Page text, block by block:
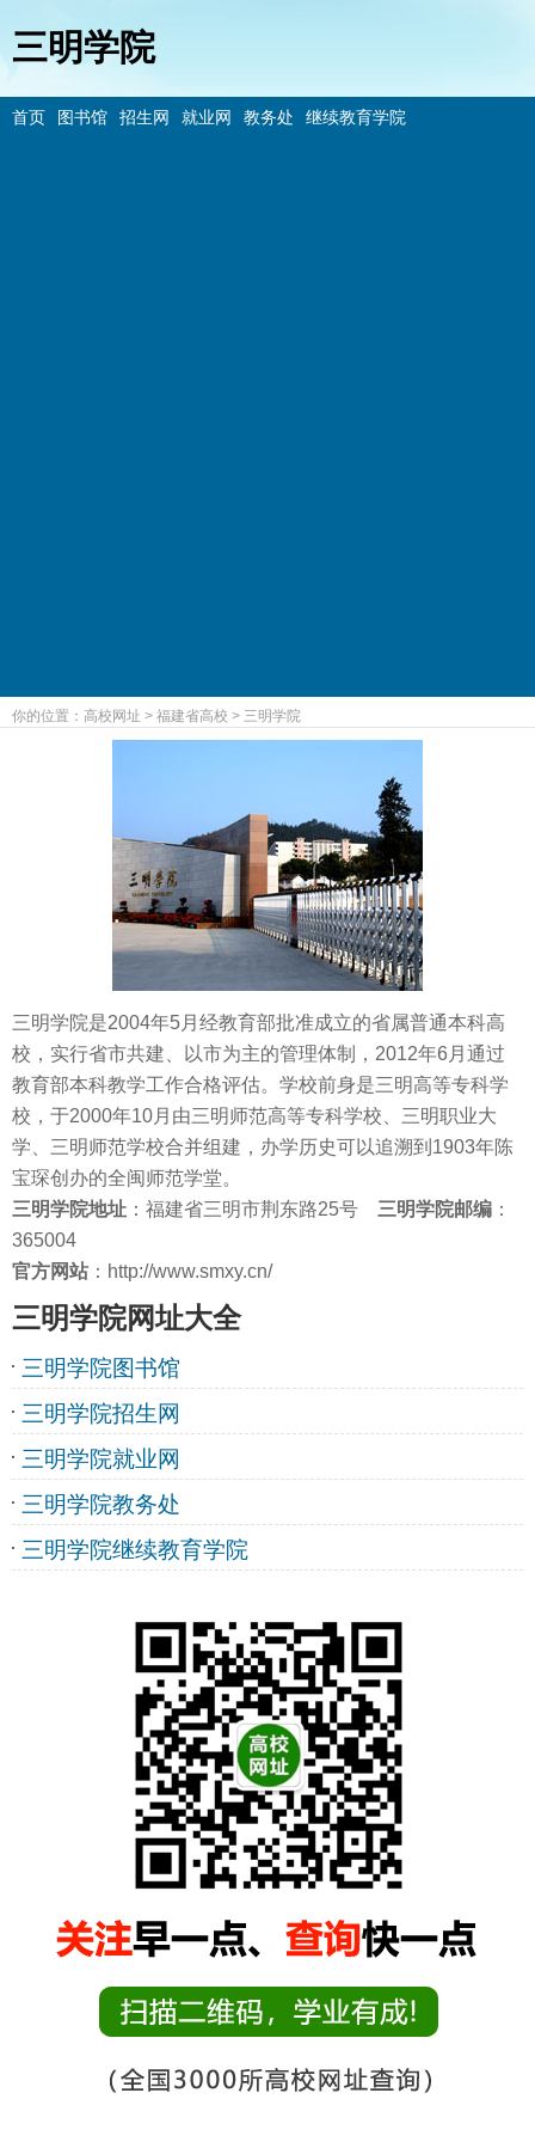
三明学院
首页 图书馆 招生网 就业网 教务处 继续教育学院
你的位置： 高校网址 > 福建省高校 > 三明学院
三明学院是2004年5月经教育部批准成立的省属普通本科高
校，实行省市共建、以市为主的管理体制，2012年6月通过
教育部本科教学工作合格评估。学校前身是三明高等专科学
校，于2000年10月由三明师范高等专科学校、三明职业大
学、三明师范学校合并组建，办学历史可以追溯到1903年陈
宝琛创办的全闽师范学堂。
三明学院地址 ：福建省三明市荆东路25号 三明学院邮编 ：
365004
官方网站 ：http://www.smxy.cn/
三明学院网址大全
三明学院图书馆
三明学院招生网
三明学院就业网
三明学院教务处
三明学院继续教育学院